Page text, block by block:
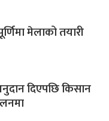
मेलाको तयारी
दिएपछि किसान